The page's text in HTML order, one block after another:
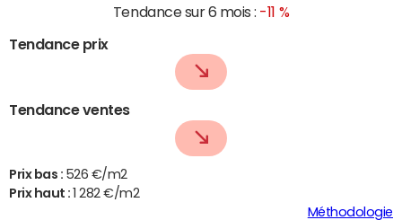
Tendance sur 6 mois : -11 %
Tendance prix
Tendance ventes
Prix bas : 526 €/m2
Prix haut :
1 282 €/m2
Méthodologie